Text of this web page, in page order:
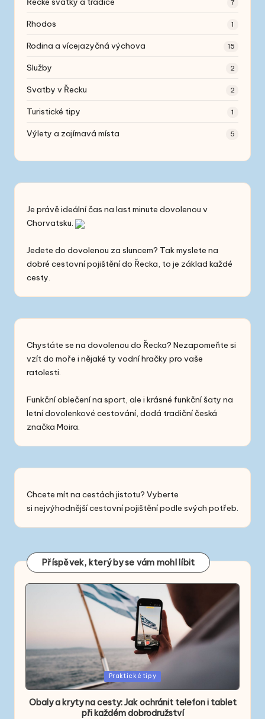
7
Rhodos 1
Rodina a vícejazyčná výchova 15
Služby 2
Svatby v Řecku 2
Turistické tipy 1
Výlety a zajímavá místa 5
Je právě ideální čas na last minute dovolenou v
Chorvatsku.
Jedete do dovolenou za sluncem? Tak myslete na
dobré cestovní pojištění do Řecka, to je základ každé
cesty.
Chystáte se na dovolenou do Řecka? Nezapomeňte si
vzít do moře i nějaké ty vodní hračky pro vaše
ratolesti.
Funkční oblečení na sport, ale i krásné funkční šaty na
letní dovolenkové cestování, dodá tradiční česká
značka Moira.
Chcete mít na cestách jistotu? Vyberte
si nejvýhodnější cestovní pojištěnípodle svých potřeb.
Příspěvek, který by se vám mohl líbit
Posted
in
Praktické tipy
Obaly a kryty na cesty: Jak ochránit telefon i tablet
při každém dobrodružství